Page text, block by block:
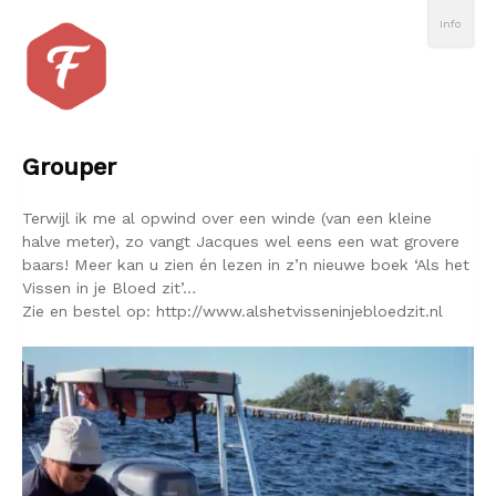
Info
Grouper
Terwijl ik me al opwind over een winde (van een kleine
halve meter), zo vangt Jacques wel eens een wat grovere
baars! Meer kan u zien én lezen in z’n nieuwe boek ‘Als het
Vissen in je Bloed zit’…
Zie en bestel op: http://www.alshetvisseninjebloedzit.nl